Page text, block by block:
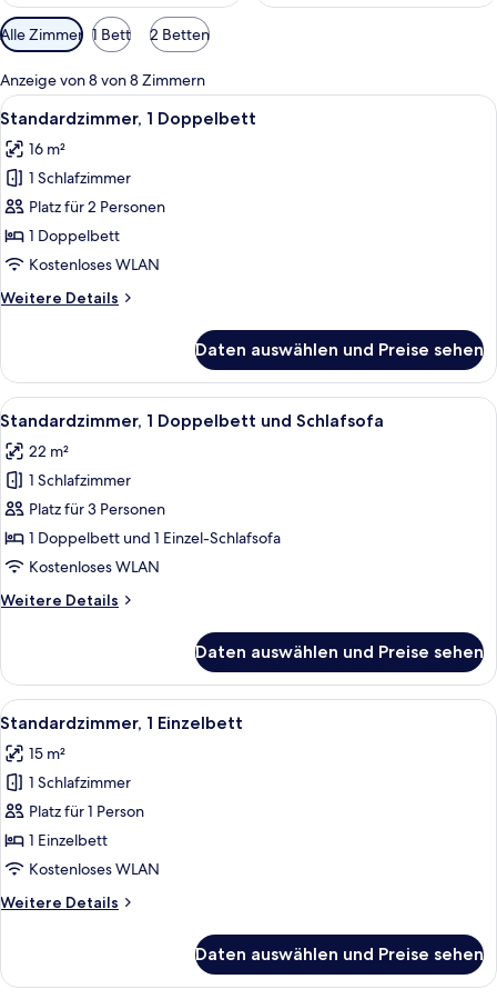
Verfügbare
Filter
für
Zimmer
Alle Zimmer 1 Bett 2 Betten
Anzeige von 8 von 8 Zimmern
Alle
Fotos
für
Standardzimmer,
1
Doppelbett
anzeigen
Ein Hotelzimmer mit einem großen
7
Standardzimmer, 1 Doppelbett
16 m²
1 Schlafzimmer
Platz für 2 Personen
1 Doppelbett
Kostenloses WLAN
Weitere Details
Weitere
1
Doppelbett
Daten auswählen und Preise sehen
Alle
Fotos
für
Standardzimmer,
1 Doppelbett
und
Schlafsofa
Ein kleines Hotelzimmer mit einem
8
Standardzimmer, 1 Doppelbett und Schlafsofa
22 m²
1 Schlafzimmer
Platz für 3 Personen
1 Doppelbett und 1 Einzel-Schlafsofa
Kostenloses WLAN
Weitere Details
Weitere
1 Doppelbett
und
Schlafsofa
Daten auswählen und Preise sehen
Alle
Fotos
für
Standardzimmer,
1 Einzelbett
anzeigen
Ein Einzelbett mit weißer Matratze
8
Standardzimmer, 1 Einzelbett
15 m²
1 Schlafzimmer
Platz für 1 Person
1 Einzelbett
Kostenloses WLAN
Weitere Details
Weitere
1 Einzelbett
Daten auswählen und Preise sehen